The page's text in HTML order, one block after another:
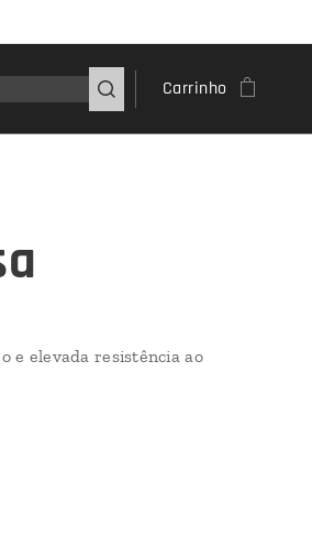
Carrinho
e elevada resistência ao